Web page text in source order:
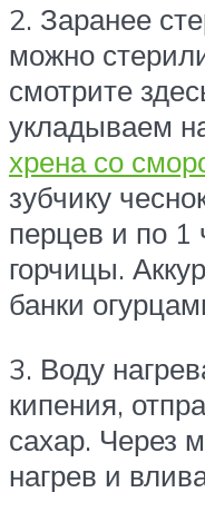
2. Заранее
можно
смотрите
укладываем
хрена со
зубчику
перцев и по 1
горчицы.
банки
3. Воду
кипения,
сахар. Через
нагрев и